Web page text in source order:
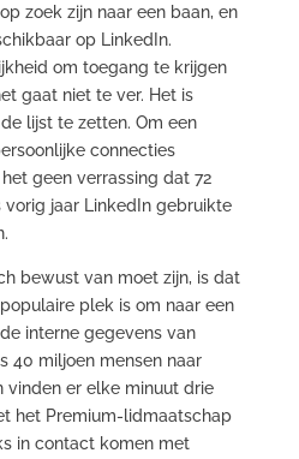
zoek zijn naar een baan, en
op LinkedIn.
om toegang te krijgen
gaat niet te ver. Het is
lijst te zetten. Om een
connecties
geen verrassing dat 72
jaar LinkedIn gebruikte
bewust van moet zijn, is dat
plek is om naar een
interne gegevens van
40 miljoen mensen naar
vinden er elke minuut drie
het Premium-lidmaatschap
in contact komen met